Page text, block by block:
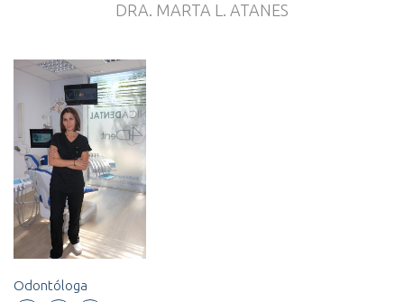
DRA. MARTA L. ATANES
Odontóloga